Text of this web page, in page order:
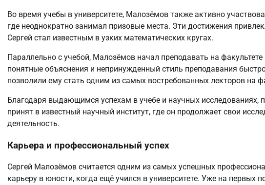
Во время учебы в университете, Малозёмов также активно
где неоднократно занимал призовые места. Эти достижения
Сергей стал известным в узких математических кругах.
Параллельно с учебой, Малозёмов начал преподавать на
понятные объяснения и непринужденный стиль преподавания
позволили ему стать одним из самых востребованных лекторов на
Благодаря выдающимся успехам в учебе и научных исследованиях,
принят в известный научный институт, где он продолжает свои
деятельность.
Карьера и профессиональный успех
Сергей Малозёмов считается одним из самых успешных
карьеру в юности, когда ещё учился в университете. Уже на